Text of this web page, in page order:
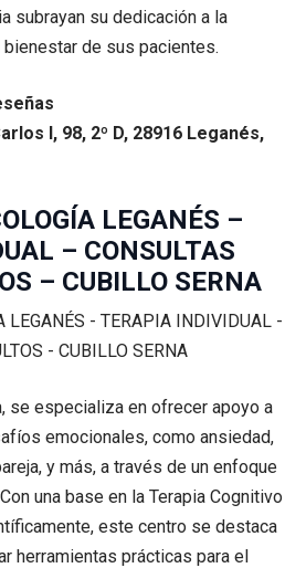
subrayan su dedicación a la
de sus pacientes.
I, 98, 2º D, 28916 Leganés,
LEGANÉS –
– CONSULTAS
– CUBILLO SERNA
se especializa en ofrecer apoyo a
emocionales, como ansiedad,
y más, a través de un enfoque
una base en la Terapia Cognitivo
este centro se destaca
herramientas prácticas para el